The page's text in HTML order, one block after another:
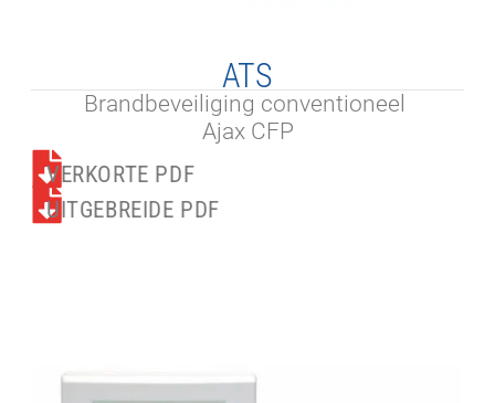
ATS
Brandbeveiliging conventioneel
Ajax CFP
VERKORTE PDF
UITGEBREIDE PDF